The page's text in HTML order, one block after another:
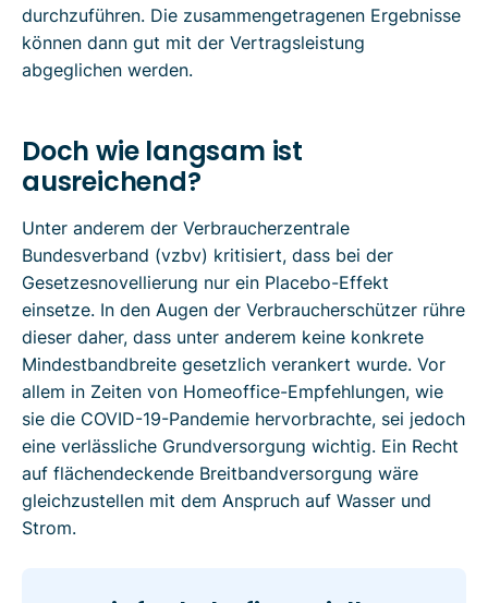
durchzuführen. Die zusammengetragenen Ergebnisse
können dann gut mit der Vertragsleistung
abgeglichen werden.
Doch wie langsam ist
ausreichend?
Unter anderem der Verbraucherzentrale
Bundesverband (vzbv) kritisiert, dass bei der
Gesetzesnovellierung nur ein Placebo-Effekt
einsetze. In den Augen der Verbraucherschützer rühre
dieser daher, dass unter anderem keine konkrete
Mindestbandbreite gesetzlich verankert wurde. Vor
allem in Zeiten von Homeoffice-Empfehlungen, wie
sie die COVID-19-Pandemie hervorbrachte, sei jedoch
eine verlässliche Grundversorgung wichtig. Ein Recht
auf flächendeckende Breitbandversorgung wäre
gleichzustellen mit dem Anspruch auf Wasser und
Strom.